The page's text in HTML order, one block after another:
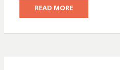
READ MORE